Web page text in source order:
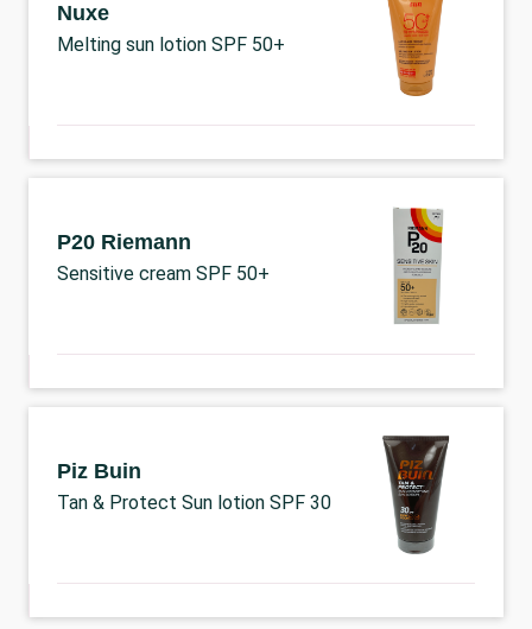
Nuxe
Melting sun lotion SPF 50+
P20 Riemann
Sensitive cream SPF 50+
Piz Buin
Tan & Protect Sun lotion SPF 30